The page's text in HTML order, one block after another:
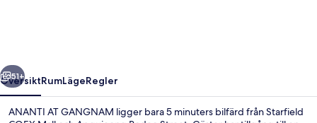
Nästa
51+
ÖversiktRumLägeRegler
ANANTI AT GANGNAM ligger bara 5 minuters bilfärd från Starfield